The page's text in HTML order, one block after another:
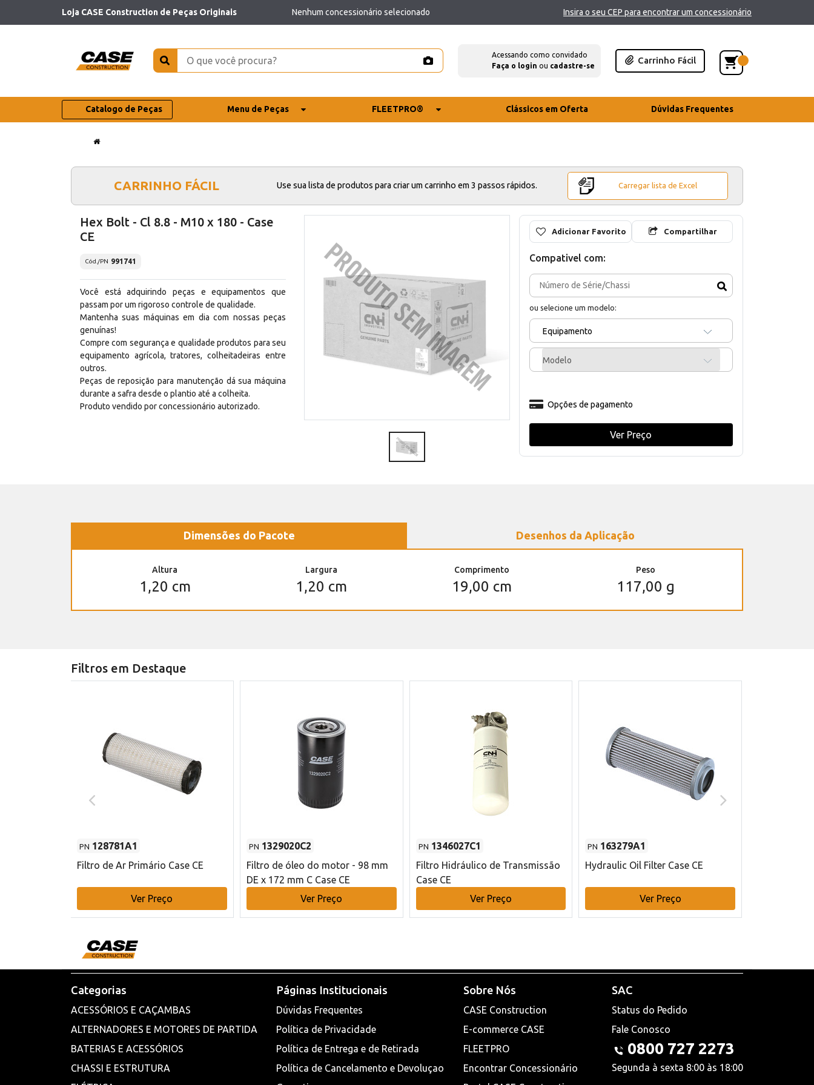
Loja CASE Construction de Peças Originais Nenhum concessionário selecionado Insira o seu CEP para encontrar um concessionário
Acessando como convidado
Faça o login ou cadastre-se
Carrinho Fácil
Catalogo de Peças Menu de Peças FLEETPRO® Clássicos em Oferta Dúvidas Frequentes
CARRINHO FÁCIL Use sua lista de produtos para criar um carrinho em 3 passos rápidos. Carregar lista de Excel
Hex Bolt - Cl 8.8 - M10 x 180 - Case
CE
Cód./PN 991741
Você está adquirindo peças e equipamentos que
passam por um rigoroso controle de qualidade.
Mantenha suas máquinas em dia com nossas peças
genuínas!
Compre com segurança e qualidade produtos para seu
equipamento agrícola, tratores, colheitadeiras entre
outros.
Peças de reposição para manutenção dá sua máquina
durante a safra desde o plantio até a colheita.
Produto vendido por concessionário autorizado.
Adicionar Favorito Compartilhar
Compativel com:
ou selecione um modelo:
Equipamento
Modelo
Opções de pagamento
Ver Preço
Dimensões do Pacote Desenhos da Aplicação
Altura
1,20 cm
Largura
1,20 cm
Comprimento
19,00 cm
Peso
117,00 g
Filtros em Destaque
PN 128781A1
Filtro de Ar Primário Case CE
Ver Preço
PN 1329020C2
Filtro de óleo do motor - 98 mm
DE x 172 mm C Case CE
Ver Preço
PN 1346027C1
Filtro Hidráulico de Transmissão
Case CE
Ver Preço
PN 163279A1
Hydraulic Oil Filter Case CE
Ver Preço
Categorias
ACESSÓRIOS E CAÇAMBAS
ALTERNADORES E MOTORES DE PARTIDA
BATERIAS E ACESSÓRIOS
CHASSI E ESTRUTURA
Páginas Institucionais
Dúvidas Frequentes
Política de Privacidade
Política de Entrega e de Retirada
Política de Cancelamento e Devoluçao
Sobre Nós
CASE Construction
E-commerce CASE
FLEETPRO
Encontrar Concessionário
SAC
Status do Pedido
Fale Conosco
0800 727 2273
Segunda à sexta 8:00 às 18:00